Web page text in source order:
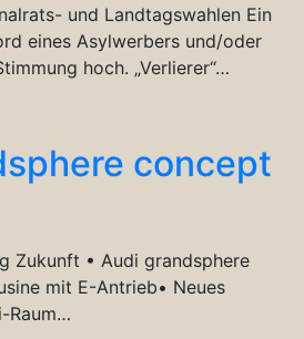
und Landtagswahlen Ein
eines Asylwerbers und/oder
hoch. „Verlierer“…
concept
Zukunft • Audi grandsphere
mit E-Antrieb• Neues
Raum…